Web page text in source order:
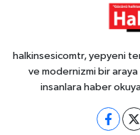
halkinsesicomtr, yepyeni
ve modernizmi bir
insanlara haber